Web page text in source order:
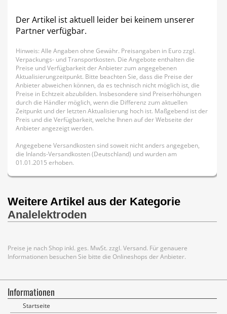
Der Artikel ist aktuell leider bei keinem unserer
Partner verfügbar.
Hinweis: Alle Angaben ohne Gewähr. Preisangaben in Euro zzgl.
Verpackungs- und Transportkosten. Die Angebote enthalten die
Preise und Verfügbarkeit der Anbieter zum angegebenen
Aktualisierungzeitpunkt. Bitte beachten Sie, dass die Preise der
Anbieter abweichen können, da es technisch nicht möglich ist, die
Preise in Echtzeit abzubilden. Insbesondere sind Preiserhöhungen
durch die Händler möglich, wenn die Differenz zum aktuellen
Zeitpunkt und der letzten Aktualisierung hoch ist. Maßgebend ist der
Preis und die Verfügbarkeit, welche Ihnen auf der Webseite der
Anbieter angezeigt werden.
Angegebene Versandkosten sind soweit nicht anders angegeben,
die Inlands-Versandkosten (Deutschland) und wurden am
01.01.2015 erhoben.
Weitere Artikel aus der Kategorie
Analelektroden
Preise je nach Shop inkl. ges. MwSt. zzgl. Versand. Für genauere
Informationen besuchen Sie bitte die Onlineshops der Anbieter.
Informationen
Startseite